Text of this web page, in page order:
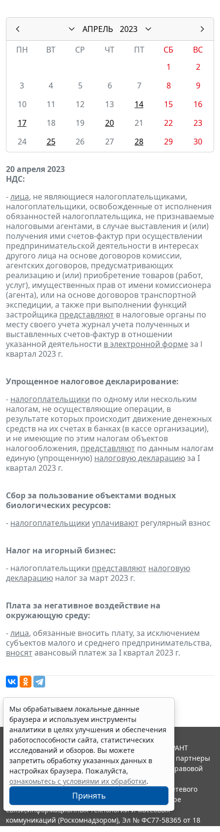
АПРЕЛЬ
2023
ПН
ВТ СР ЧТ ПТ СБ
ВС
1
2
3
4 5 6 7 8
9
10
11 12 13 14 15
16
17
18 19 20 21 22
23
24
25 26 27 28 29 30
20 апреля 2023
НДС:
-лица, не являющиеся налогоплательщиками,
налогоплательщики, освобожденные от исполнения
обязанностей налогоплательщика, не признаваемые
налоговыми агентами, в случае выставления и (или)
получения ими счетов-фактур при осуществлении
предпринимательской деятельности в интересах
другого лица на основе договоров комиссии,
агентских договоров, предусматривающих
реализацию и (или) приобретение товаров (работ,
услуг), имущественных прав от имени комиссионера
(агента), или на основе договоров транспортной
экспедиции, а также при выполнении функций
застройщика представляют в налоговые органы по
месту своего учета журнал учета полученных и
выставленных счетов-фактур в отношении
указанной деятельности в электронной формеза l
квартал 2023 г.
Упрощенное налоговое декларирование:
- налогоплательщики по одному или нескольким
налогам, не осуществляющие операции, в
результате которых происходит движение денежных
средств на их счетах в банках (в кассе организации),
и не имеющие по этим налогам объектов
налогообложения, представляют по данным налогам
единую (упрощенную) налоговую декларациюза I
квартал 2023 г.
Сбор за пользование объектами водных
биологических ресурсов:
- налогоплательщики уплачивают регулярный взнос
Налог на игорный бизнес:
- налогоплательщики представляют налоговую
декларацию налог за март 2023 г.
Плата за негативное воздействие на
окружающую среду:
-лица, обязанные вносить плату, за исключением
субъектов малого и среднего предпринимательства,
вносятавансовый платеж за I квартал 2023 г.
Мы обрабатываем локальные данные
браузера и используем инструменты
аналитики в целях улучшения и обеспечения
работоспособности сайта, статистических
исследований и обзоров. Вы можете
запретить обработку указанных данных в
настройках браузера. Пожалуйста,
ознакомьтесь с условиями их обработки.
Принять
© ООО "НПП "ГАРАНТ-СЕРВИС", 2026. Система ГАРАНТ
выпускается с 1990 года. Компания "Гарант" и ее партнеры
являются участниками Российской ассоциации правовой
информации ГАРАНТ.
Портал ГАРАНТ.РУ зарегистрирован в качестве сетевого
издания Федеральной службой по надзору в сфере
связи,информационных технологий и массовых
коммуникаций (Роскомнадзором), Эл № ФС77-58365 от 18